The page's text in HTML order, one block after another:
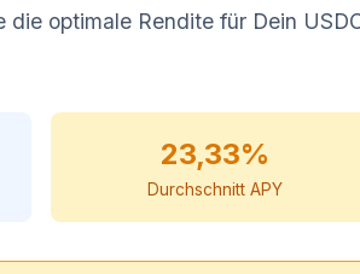
optimale Rendite für Dein
23,33%
Durchschnitt APY